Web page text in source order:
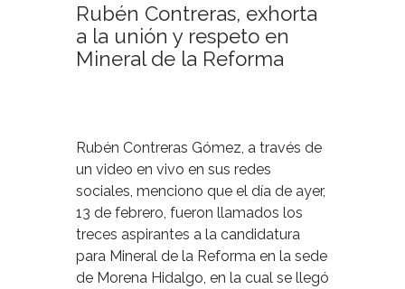
Para ti
Contacto
Rubén Contreras, exhorta
a la unión y respeto en
Mineral de la Reforma
Rubén Contreras Gómez, a través de
un video en vivo en sus redes
sociales, menciono que el día de ayer,
13 de febrero, fueron llamados los
treces aspirantes a la candidatura
para Mineral de la Reforma en la sede
de Morena Hidalgo, en la cual se llegó